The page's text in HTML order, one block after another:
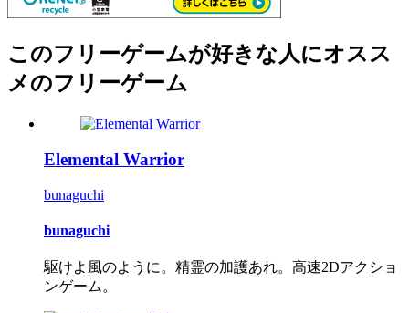
このフリーゲームが好きな人にオスス
メのフリーゲーム
Elemental Warrior
bunaguchi
bunaguchi
駆けよ風のように。精霊の加護あれ。高速2Dアクショ
ンゲーム。